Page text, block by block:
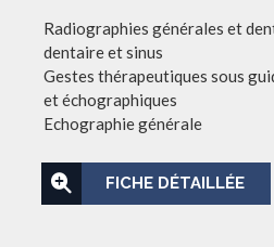
Radiographies générales et
dentaire et sinus
Gestes thérapeutiques sous
et échographiques
Echographie générale
FICHE DÉTAILLÉE